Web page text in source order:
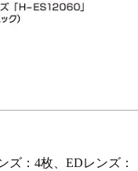
ズ：4枚、EDレンズ：